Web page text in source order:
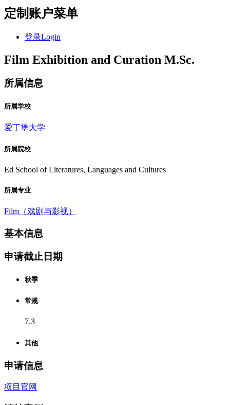
定制账户菜单
登录Login
Film Exhibition and Curation M.Sc.
所属信息
所属学校
爱丁堡大学
所属院校
Ed School of Literatures, Languages and Cultures
所属专业
Film（戏剧与影视）
基本信息
申请截止日期
秋季
常规
7.3
其他
申请信息
项目官网